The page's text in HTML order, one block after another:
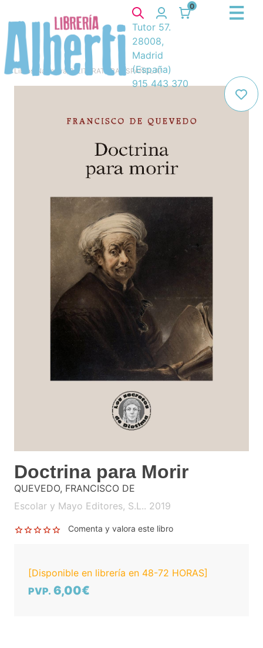
0
Tutor 57.
28008,
Madrid
(España)
915 443 370
Libros Narrativa/ 8. LITERATURA ESPAÑOLA/
Doctrina para Morir
QUEVEDO, FRANCISCO DE
Escolar y Mayo Editores, S.L.. 2019
Comenta y valora este libro
[Disponible en librería en 48-72 HORAS]
PVP. 6,00€